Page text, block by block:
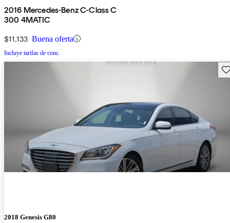
2016 Mercedes-Benz C-Class C
300 4MATIC
$11,133 Buena oferta
Incluye tarifas de conc.
2018 Genesis G80